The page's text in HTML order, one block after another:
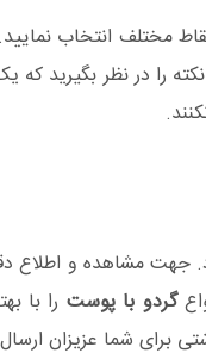
مختلف انتخاب
نکته را در نظر
جهت مشاهده و اطلاع
گردو با پوست را با
برای شما عزیزان